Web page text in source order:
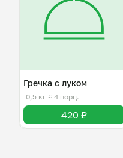
Гречка с луком
0,5 кг ≈ 4 порц.
420 ₽